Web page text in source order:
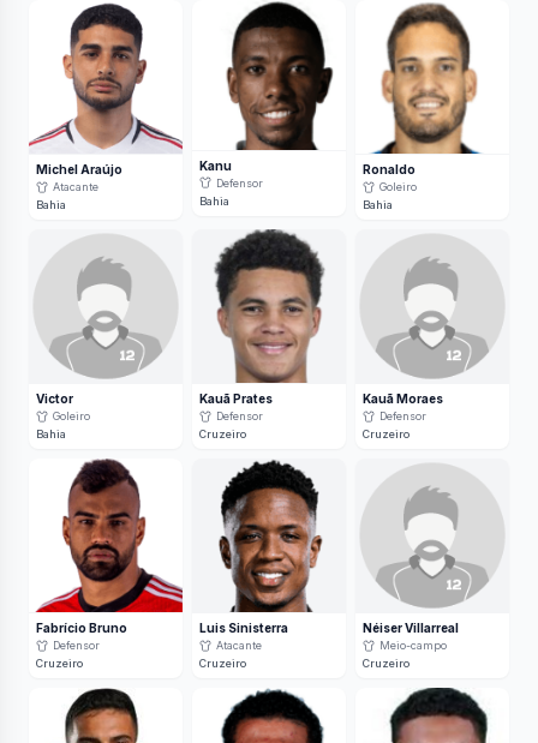
Michel Araújo
Atacante
Bahia
Kanu
Defensor
Bahia
Ronaldo
Goleiro
Bahia
Victor
Goleiro
Bahia
Kauã Prates
Defensor
Cruzeiro
Kauã Moraes
Defensor
Cruzeiro
Fabrício Bruno
Defensor
Cruzeiro
Luis Sinisterra
Atacante
Cruzeiro
Néiser Villarreal
Meio-campo
Cruzeiro